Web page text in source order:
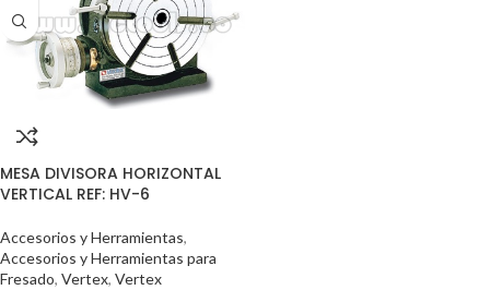
MESA DIVISORA HORIZONTAL
VERTICAL REF: HV-6
Accesorios y Herramientas,
Accesorios y Herramientas para
Fresado, Vertex, Vertex